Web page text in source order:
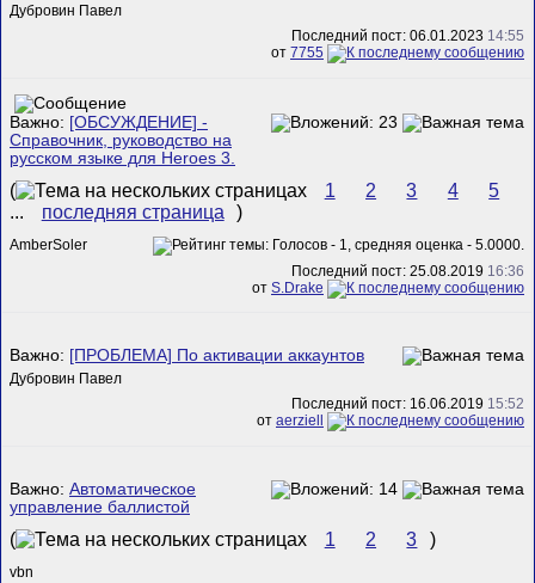
Дубровин Павел
Последний пост: 06.01.2023 14:55
от 7755
Важно: [ОБСУЖДЕНИЕ] -
Справочник, руководство на
русском языке для Heroes 3.
( 1 2 3 4
5
...
последняя страница )
AmberSoler
Последний пост: 25.08.2019 16:36
от S.Drake
Важно: [ПРОБЛЕМА] По активации аккаунтов
Дубровин Павел
Последний пост: 16.06.2019 15:52
от aerziell
Важно: Автоматическое
управление баллистой
( 1 2 3 )
vbn